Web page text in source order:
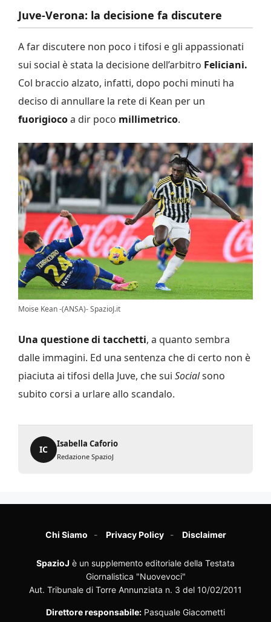
Juve-Verona: la decisione fa discutere
A far discutere non poco i tifosi e gli appassionati
sui social è stata la decisione dell’arbitro Feliciani.
Col braccio alzato, infatti, dopo pochi minuti ha
deciso di annullare la rete di Kean per un
fuorigiocoa dir poco millimetrico.
Moise Kean -(ANSA)- SpazioJ.it
Una questione di tacchetti, a quanto sembra
dalle immagini. Ed una sentenza che di certo non è
piaciuta ai tifosi della Juve, che sui Socialsono
subito corsi a urlare allo scandalo.
IC
Isabella Caforio
Redazione SpazioJ
Chi Siamo Privacy Policy Disclaimer
SpazioJ è un supplemento editoriale della Testata
Giornalistica "Nuovevoci"
Aut. Tribunale di Torre Annunziata n. 3 del 10/02/2011
Direttore responsabile: Pasquale Giacometti